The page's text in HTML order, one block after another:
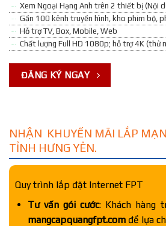
Xem Ngoại Hạng Anh trên 2 thiết bị (Nội
Gần 100 kênh truyền hình, kho phim bộ,
Hỗ trợ TV, Box, Mobile, Web
Chất lượng Full HD 1080p; hỗ trợ 4K (thử
ĐĂNG KÝ NGAY
NHẬN KHUYẾN MÃI LẮP
TỈNH HƯNG YÊN.
Quy trình lắp đặt Internet FPT
Tư vấn gói cước: Khách hàng
mangcapquangfpt.comđể lựa